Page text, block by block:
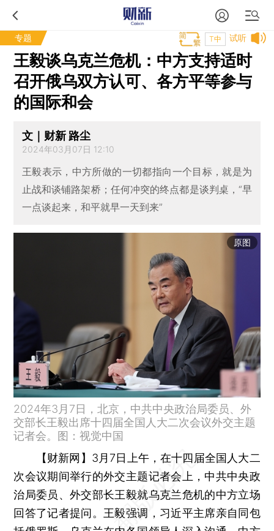
专题 试听
T中
王毅谈乌克兰危机：中方支持适时
召开俄乌双方认可、各方平等参与
的国际和会
文｜财新 路尘
2024年03月07日 12:10
王毅表示，中方所做的一切都指向一个目标，就是为
止战和谈铺路架桥；任何冲突的终点都是谈判桌，“早
一点谈起来，和平就早一天到来”
原图
2024年3月7日，北京，中共中央政治局委员、外
交部长王毅出席十四届全国人大二次会议外交主题
记者会。图：视觉中国
【财新网】 3月7日上午，在十四届全国人大二
次会议期间举行的外交主题记者会上，中共中央政
治局委员、外交部长王毅就乌克兰危机的中方立场
回答了记者提问。王毅强调，习近平主席亲自同包